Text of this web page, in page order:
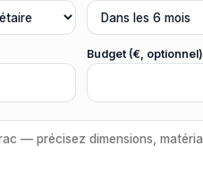
Budget (€, optionnel)